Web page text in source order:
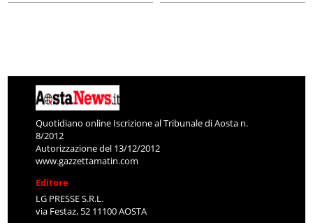
Quotidiano online Iscrizione al Tribunale di Aosta n.
8/2012
Autorizzazione del 13/12/2012
www.gazzettamatin.com
Editore
LG PRESSE S.R.L.
via Festaz, 52 11100 AOSTA